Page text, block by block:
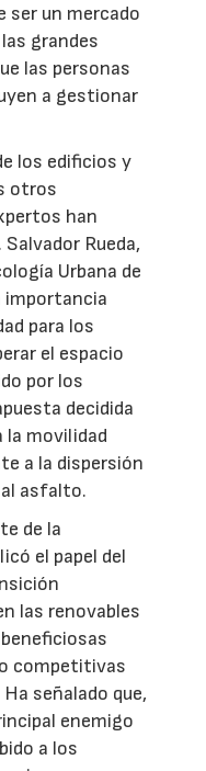
ser un mercado
grandes
las personas
a gestionar
los edificios y
otros
han
Rueda,
Urbana de
importancia
para los
el espacio
por los
decidida
la movilidad
a la dispersión
asfalto.
de la
el papel del
las renovables
competitivas
señalado que,
enemigo
a los